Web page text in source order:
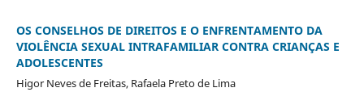
OS CONSELHOS DE DIREITOS E O ENFRENTAMENTO DA
VIOLÊNCIA SEXUAL INTRAFAMILIAR CONTRA CRIANÇAS E
ADOLESCENTES
Higor Neves de Freitas, Rafaela Preto de Lima